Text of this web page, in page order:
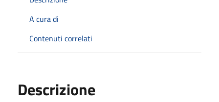
A cura di
Contenuti correlati
Descrizione